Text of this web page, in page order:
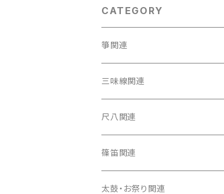
CATEGORY
箏関連
箏（本体）
箏カバー
箏袋
口前袋・尾布
三味線関連
三味線（本体）
三味線ケース
長トランク・三ツ折トランク
雨用カバー
尺八関連
尺八（本体）
尺八袋
篠笛関連
篠笛（本体）
太鼓・お祭り関連